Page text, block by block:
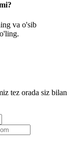
va o'sib
tez orada siz bilan